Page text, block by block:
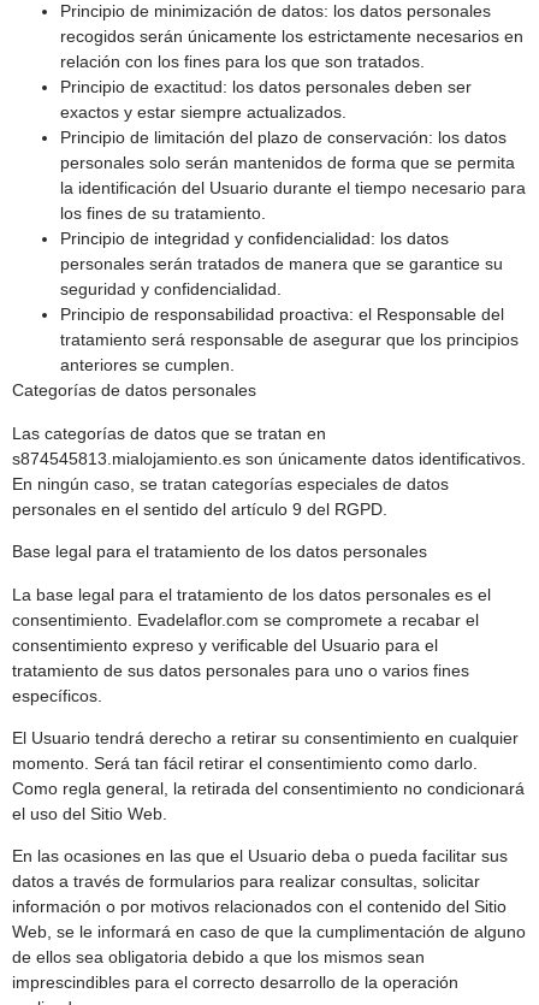
Principio de minimización de datos: los datos personales
recogidos serán únicamente los estrictamente necesarios en
relación con los fines para los que son tratados.
Principio de exactitud: los datos personales deben ser
exactos y estar siempre actualizados.
Principio de limitación del plazo de conservación: los datos
personales solo serán mantenidos de forma que se permita
la identificación del Usuario durante el tiempo necesario para
los fines de su tratamiento.
Principio de integridad y confidencialidad: los datos
personales serán tratados de manera que se garantice su
seguridad y confidencialidad.
Principio de responsabilidad proactiva: el Responsable del
tratamiento será responsable de asegurar que los principios
anteriores se cumplen.
Categorías de datos personales
Las categorías de datos que se tratan en
s874545813.mialojamiento.es son únicamente datos identificativos.
En ningún caso, se tratan categorías especiales de datos
personales en el sentido del artículo 9 del RGPD.
Base legal para el tratamiento de los datos personales
La base legal para el tratamiento de los datos personales es el
consentimiento. Evadelaflor.com se compromete a recabar el
consentimiento expreso y verificable del Usuario para el
tratamiento de sus datos personales para uno o varios fines
específicos.
El Usuario tendrá derecho a retirar su consentimiento en cualquier
momento. Será tan fácil retirar el consentimiento como darlo.
Como regla general, la retirada del consentimiento no condicionará
el uso del Sitio Web.
En las ocasiones en las que el Usuario deba o pueda facilitar sus
datos a través de formularios para realizar consultas, solicitar
información o por motivos relacionados con el contenido del Sitio
Web, se le informará en caso de que la cumplimentación de alguno
de ellos sea obligatoria debido a que los mismos sean
imprescindibles para el correcto desarrollo de la operación